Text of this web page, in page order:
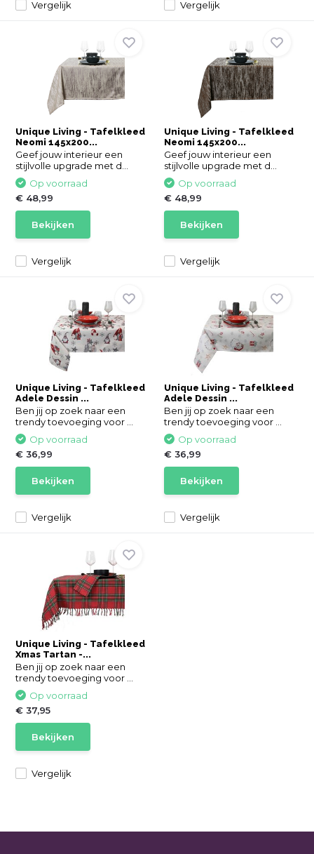
Vergelijk Vergelijk
Unique Living - Tafelkleed
Neomi 145x200...
Geef jouw interieur een
stijlvolle upgrade met d...
Vergelijk
Op voorraad
€ 48,99
Bekijken
Unique Living - Tafelkleed
Neomi 145x200...
Geef jouw interieur een
stijlvolle upgrade met d...
Vergelijk
Op voorraad
€ 48,99
Bekijken
Unique Living - Tafelkleed
Adele Dessin ...
Ben jij op zoek naar een
trendy toevoeging voor ...
Vergelijk
Op voorraad
€ 36,99
Bekijken
Unique Living - Tafelkleed
Adele Dessin ...
Ben jij op zoek naar een
trendy toevoeging voor ...
Vergelijk
Op voorraad
€ 36,99
Bekijken
Unique Living - Tafelkleed
Xmas Tartan -...
Ben jij op zoek naar een
trendy toevoeging voor ...
Vergelijk
Op voorraad
€ 37,95
Bekijken